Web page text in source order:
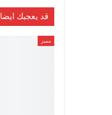
قد يعجبك ايضا
مميز